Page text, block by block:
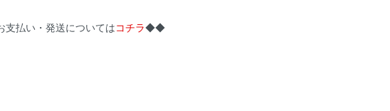
払い・発送についてはコチラ◆◆